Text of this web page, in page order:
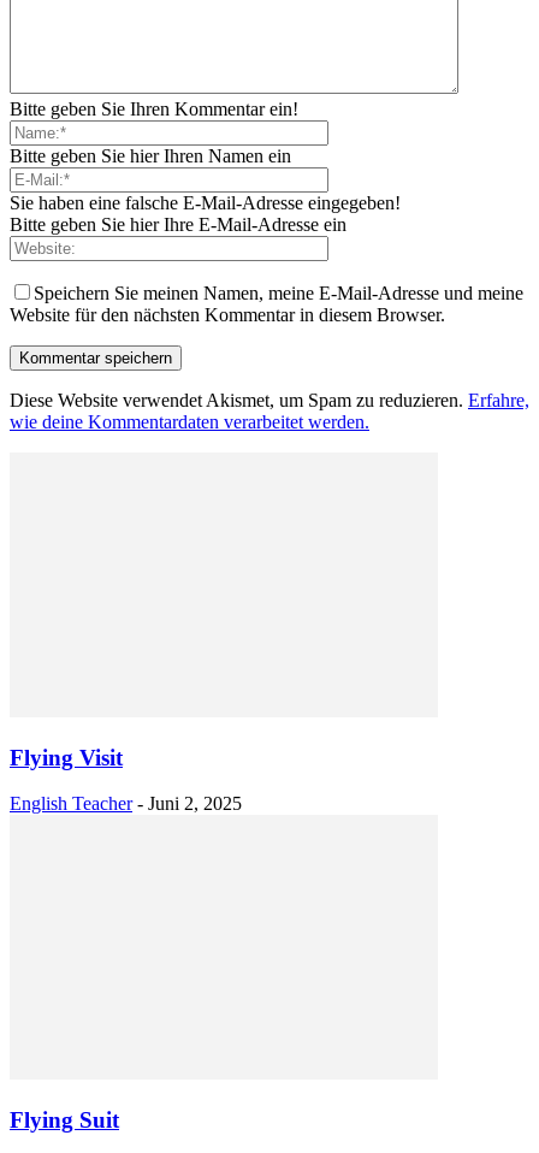
Bitte geben Sie Ihren Kommentar ein!
Bitte geben Sie hier Ihren Namen ein
Sie haben eine falsche E-Mail-Adresse eingegeben!
Bitte geben Sie hier Ihre E-Mail-Adresse ein
Speichern Sie meinen Namen, meine E-Mail-Adresse und meine
Website für den nächsten Kommentar in diesem Browser.
Diese Website verwendet Akismet, um Spam zu reduzieren. Erfahre,
wie deine Kommentardaten verarbeitet werden.
Flying Visit
English Teacher - Juni 2, 2025
Flying Suit